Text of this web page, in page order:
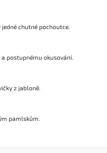
chutné pochoutce.
postupnému okusování.
z jabloně.
pamlskům.